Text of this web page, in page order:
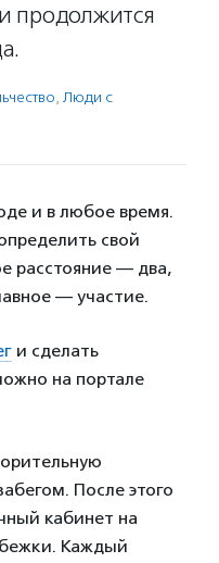
продолжится
, Люди с
и в любое время.
свой
расстояние — два,
— участие.
и сделать
на портале
После этого
кабинет на
Каждый